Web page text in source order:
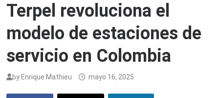
Terpel revoluciona el
modelo de estaciones de
servicio en Colombia
by Enrique Mathieu mayo 16, 2025